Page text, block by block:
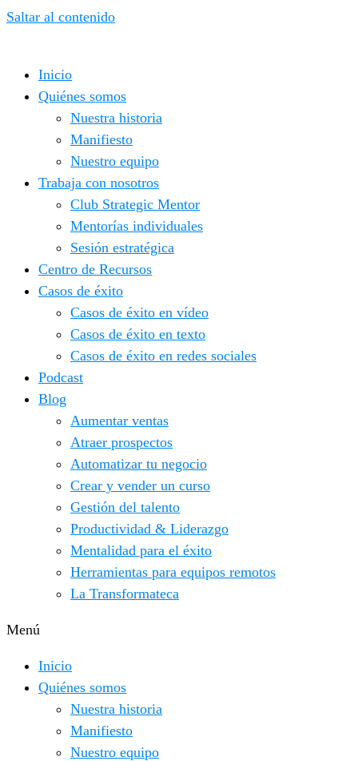
Saltar al contenido
Inicio
Quiénes somos
Nuestra historia
Manifiesto
Nuestro equipo
Trabaja con nosotros
Club Strategic Mentor
Mentorías individuales
Sesión estratégica
Centro de Recursos
Casos de éxito
Casos de éxito en vídeo
Casos de éxito en texto
Casos de éxito en redes sociales
Podcast
Blog
Aumentar ventas
Atraer prospectos
Automatizar tu negocio
Crear y vender un curso
Gestión del talento
Productividad & Liderazgo
Mentalidad para el éxito
Herramientas para equipos remotos
La Transformateca
Menú
Inicio
Quiénes somos
Nuestra historia
Manifiesto
Nuestro equipo